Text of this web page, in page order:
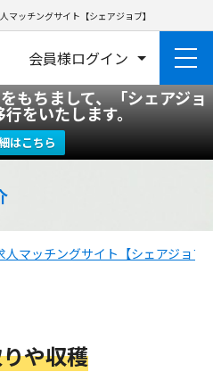
もちまして、「シェアジョ
をいたします。
はこちら
マッチングサイト【シェアジョブ】
会員様ログイン
マッチングサイト【シェアジョブ
や収穫